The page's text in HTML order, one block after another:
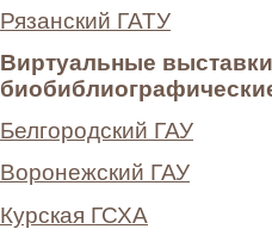
Рязанский ГАТУ
Виртуальные
Белгородский ГАУ
Воронежский ГАУ
Курская ГСХА